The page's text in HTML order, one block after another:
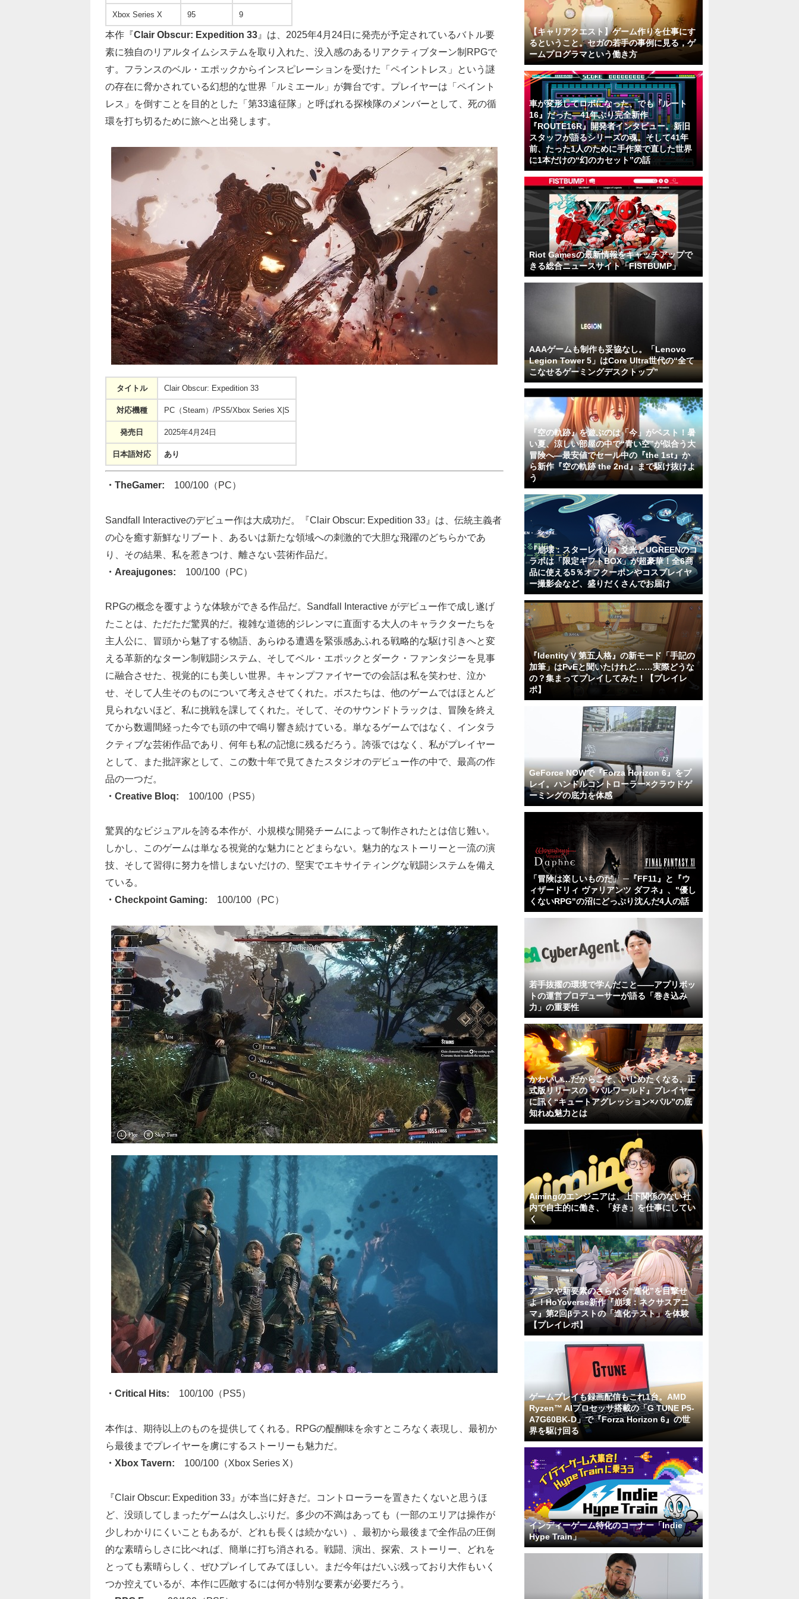
Xbox Series X 95 9
本作『Clair Obscur: Expedition 33 』は、2025年4月24日に発売が予定されているバトル要
素に独自のリアルタイムシステムを取り入れた、没入感のあるリアクティブターン制RPGで
す。フランスのベル・エポックからインスピレーションを受けた「ペイントレス」という謎
の存在に脅かされている幻想的な世界「ルミエール」が舞台です。プレイヤーは「ペイント
レス」を倒すことを目的とした「第33遠征隊」と呼ばれる探検隊のメンバーとして、死の循
環を打ち切るために旅へと出発します。
タイトル Clair Obscur: Expedition 33
対応機種 PC（Steam）/PS5/Xbox Series X|S
発売日 2025年4月24日
日本語対応 あり
・TheGamer: 100/100（PC）
Sandfall Interactiveのデビュー作は大成功だ。『Clair Obscur: Expedition 33』は、伝統主義者
の心を癒す新鮮なリブート、あるいは新たな領域への刺激的で大胆な飛躍のどちらかであ
り、その結果、私を惹きつけ、離さない芸術作品だ。
・Areajugones: 100/100（PC）
RPGの概念を覆すような体験ができる作品だ。Sandfall Interactive がデビュー作で成し遂げ
たことは、ただただ驚異的だ。複雑な道徳的ジレンマに直面する大人のキャラクターたちを
主人公に、冒頭から魅了する物語、あらゆる遭遇を緊張感あふれる戦略的な駆け引きへと変
える革新的なターン制戦闘システム、そしてベル・エポックとダーク・ファンタジーを見事
に融合させた、視覚的にも美しい世界。キャンプファイヤーでの会話は私を笑わせ、泣か
せ、そして人生そのものについて考えさせてくれた。ボスたちは、他のゲームではほとんど
見られないほど、私に挑戦を課してくれた。そして、そのサウンドトラックは、冒険を終え
てから数週間経った今でも頭の中で鳴り響き続けている。単なるゲームではなく、インタラ
クティブな芸術作品であり、何年も私の記憶に残るだろう。誇張ではなく、私がプレイヤー
として、また批評家として、この数十年で見てきたスタジオのデビュー作の中で、最高の作
品の一つだ。
・Creative Bloq: 100/100（PS5）
驚異的なビジュアルを誇る本作が、小規模な開発チームによって制作されたとは信じ難い。
しかし、このゲームは単なる視覚的な魅力にとどまらない。魅力的なストーリーと一流の演
技、そして習得に努力を惜しまないだけの、堅実でエキサイティングな戦闘システムを備え
ている。
・Checkpoint Gaming: 100/100（PC）
・Critical Hits: 100/100（PS5）
本作は、期待以上のものを提供してくれる。RPGの醍醐味を余すところなく表現し、最初か
ら最後までプレイヤーを虜にするストーリーも魅力だ。
・Xbox Tavern: 100/100（Xbox Series X）
『Clair Obscur: Expedition 33』が本当に好きだ。コントローラーを置きたくないと思うほ
ど、没頭してしまったゲームは久しぶりだ。多少の不満はあっても（一部のエリアは操作が
少しわかりにくいこともあるが、どれも長くは続かない）、最初から最後まで全作品の圧倒
的な素晴らしさに比べれば、簡単に打ち消される。戦闘、演出、探索、ストーリー、どれを
とっても素晴らしく、ぜひプレイしてみてほしい。まだ今年はだいぶ残っており大作もいく
つか控えているが、本作に匹敵するには何か特別な要素が必要だろう。
【キャリアクエスト】ゲーム作りを仕事にす
るということ。セガの若手の事例に見る，ゲ
ームプログラマという働き方
車が変形してロボになった、でも『ルート
16』だった―41年ぶり完全新作
『ROUTE16R』開発者インタビュー。新旧
スタッフが語るシリーズの魂。そして41年
前、たった1人のために手作業で直した世界
に1本だけの“幻のカセット”の話
Riot Gamesの最新情報をキャッチアップで
きる総合ニュースサイト「FISTBUMP」
AAAゲームも制作も妥協なし。「Lenovo
Legion Tower 5」はCore Ultra世代の“全て
こなせるゲーミングデスクトップ”
『空の軌跡』を遊ぶのは「今」がベスト！暑
い夏、涼しい部屋の中で“青い空”が似合う大
冒険へ―最安値でセール中の『the 1st』か
ら新作『空の軌跡 the 2nd』まで駆け抜けよ
う
『崩壊：スターレイル』爻光とUGREENのコ
ラボは「限定ギフトBOX」が超豪華！全6商
品に使える5％オフクーポンやコスプレイヤ
ー撮影会など、盛りだくさんでお届け
『Identity V 第五人格』の新モード「手記の
加筆」はPvEと聞いたけれど……実際どうな
の？集まってプレイしてみた！【プレイレ
ポ】
GeForce NOWで『Forza Horizon 6』をプ
レイ。ハンドルコントローラー×クラウドゲ
ーミングの底力を体感
「冒険は楽しいものだ」 ─『FF11』と『ウ
ィザードリィ ヴァリアンツ ダフネ』、"優し
くないRPG"の沼にどっぷり沈んだ4人の話
若手抜擢の環境で学んだこと――アプリボッ
トの運営プロデューサーが語る「巻き込み
力」の重要性
かわいい…だからこそ、いじめたくなる。正
式版リリースの『パルワールド』プレイヤー
に訊く“キュートアグレッション×パル”の底
知れぬ魅力とは
Aimingのエンジニアは、上下関係のない社
内で自主的に働き、「好き」を仕事にしてい
く
アニマや新要素のさらなる“進化”を目撃せ
よ！HoYoverse新作『崩壊：ネクサスアニ
マ』第2回βテストの「進化テスト」を体験
【プレイレポ】
ゲームプレイも録画配信もこれ1台。AMD
Ryzen™ AIプロセッサ搭載の「G TUNE P5-
A7G60BK-D」で『Forza Horizon 6』の世
界を駆け回る
インディーゲーム特化のコーナー「Indie
Hype Train」